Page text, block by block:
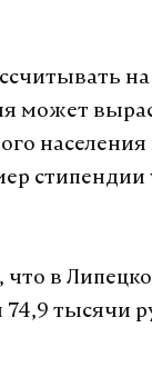
может
населения
в
тысячи